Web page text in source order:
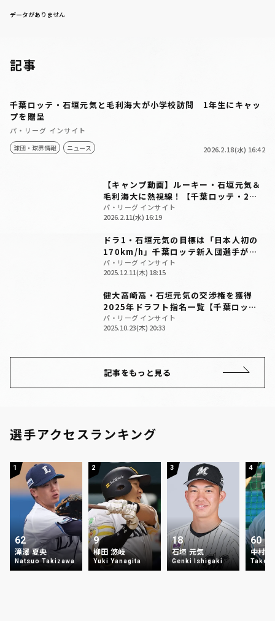
データがありません
記事
千葉ロッテ・石垣元気と毛利海大が小学校訪問 1年生にキャッ
プを贈呈
パ・リーグ インサイト
球団・球界情報 ニュース 2026.2.18(水) 16:42
【キャンプ動画】ルーキー・石垣元気＆
毛利海大に熱視線！【千葉ロッテ・2月
11日】
パ・リーグ インサイト
2026.2.11(水) 16:19
ドラ1・石垣元気の目標は「日本人初の
170km/h」千葉ロッテ新入団選手が抱
負を語る
パ・リーグ インサイト
2025.12.11(木) 18:15
健大高崎高・石垣元気の交渉権を獲得
2025年ドラフト指名一覧【千葉ロッ
テ】
パ・リーグ インサイト
2025.10.23(木) 20:33
記事をもっと見る
選手アクセスランキング
1
62
滝澤 夏央
Natsuo Takizawa
2
9
柳田 悠岐
Yuki Yanagita
3
18
石垣 元気
Genki Ishigaki
4
60
中村